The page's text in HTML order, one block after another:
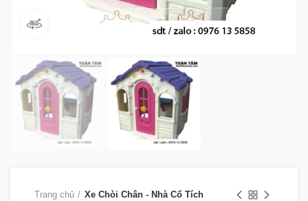
360 product view
Trang chủ Xe Chòi Chân - Nhà Cổ Tích